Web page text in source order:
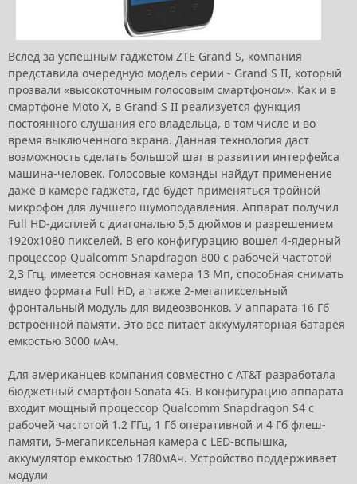
Вслед за успешным гаджетом ZTE Grand S, компания
представила очередную модель серии - Grand S II, который
прозвали «высокоточным голосовым смартфоном». Как и в
смартфоне Moto X, в Grand S II реализуется функция
постоянного слушания его владельца, в том числе и во
время выключенного экрана. Данная технология даст
возможность сделать большой шаг в развитии интерфейса
машина-человек. Голосовые команды найдут применение
даже в камере гаджета, где будет применяться тройной
микрофон для лучшего шумоподавления. Аппарат получил
Full HD-дисплей с диагональю 5,5 дюймов и разрешением
1920х1080 пикселей. В его конфигурацию вошел 4-ядерный
процессор Qualcomm Snapdragon 800 с рабочей частотой
2,3 Ггц, имеется основная камера 13 Мп, способная снимать
видео формата Full HD, а также 2-мегапиксельный
фронтальный модуль для видеозвонков. У аппарата 16 Гб
встроенной памяти. Это все питает аккумуляторная батарея
емкостью 3000 мАч.
Для американцев компания совместно с AT&T разработала
бюджетный смартфон Sonata 4G. В конфигурацию аппарата
входит мощный процессор Qualcomm Snapdragon S4 с
рабочей частотой 1.2 ГГц, 1 Гб оперативной и 4 Гб флеш-
памяти, 5-мегапиксельная камера с LED-вспышка,
аккумулятор емкостью 1780мАч. Устройство поддерживает
модули